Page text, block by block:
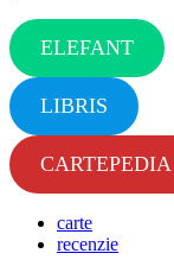
ELEFANT
LIBRIS
CARTEPEDIA
carte
recenzie